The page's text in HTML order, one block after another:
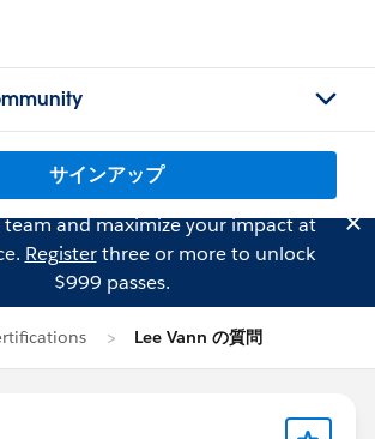
サインアップ
and maximize your impact at
Registerthree or more to unlock
$999 passes.
Lee Vann の質問